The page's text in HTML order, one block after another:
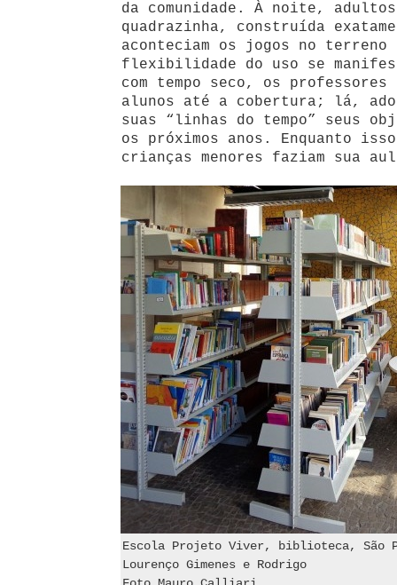
da comunidade. À noite,
quadrazinha, construída
aconteciam os jogos no
flexibilidade do uso se
com tempo seco, os
alunos até a cobertura; lá,
suas “linhas do tempo” seus
os próximos anos. Enquanto
crianças menores faziam sua
Escola Projeto Viver, biblioteca, São
Lourenço Gimenes e Rodrigo